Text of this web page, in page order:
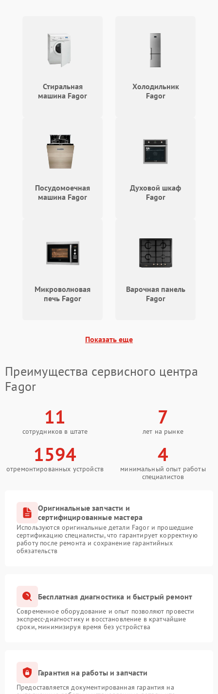
Стиральная
машина Fagor
Холодильник
Fagor
Посудомоечная
машина Fagor
Духовой шкаф
Fagor
Микроволновая
печь Fagor
Варочная панель
Fagor
Показать еще
Преимущества сервисного центра
Fagor
11
сотрудников в штате
7
лет на рынке
1594
отремонтированных устройств
4
минимальный опыт работы
специалистов
Оригинальные запчасти и
сертифицированные мастера
Используются оригинальные детали Fagor и прошедшие
сертификацию специалисты, что гарантирует корректную
работу после ремонта и сохранение гарантийных
обязательств
Бесплатная диагностика и быстрый ремонт
Современное оборудование и опыт позволяют провести
экспресс-диагностику и восстановление в кратчайшие
сроки, минимизируя время без устройства
Гарантия на работы и запчасти
Предоставляется документированная гарантия на